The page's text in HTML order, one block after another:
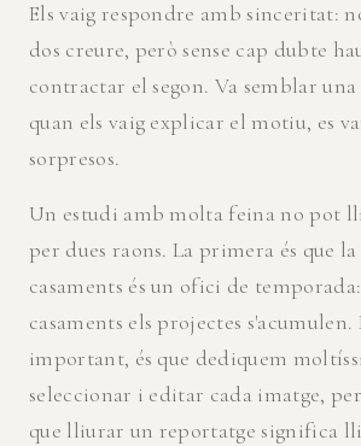
Els vaig respondre amb sinceritat:
dos creure, però sense cap dubte
contractar el segon. Va semblar
quan els vaig explicar el motiu, es
sorpresos.
Un estudi amb molta feina no pot
per dues raons. La primera és que
casaments és un ofici de
casaments els projectes s'acumulen.
important, és que dediquem
seleccionar i editar cada imatge,
que lliurar un reportatge significa